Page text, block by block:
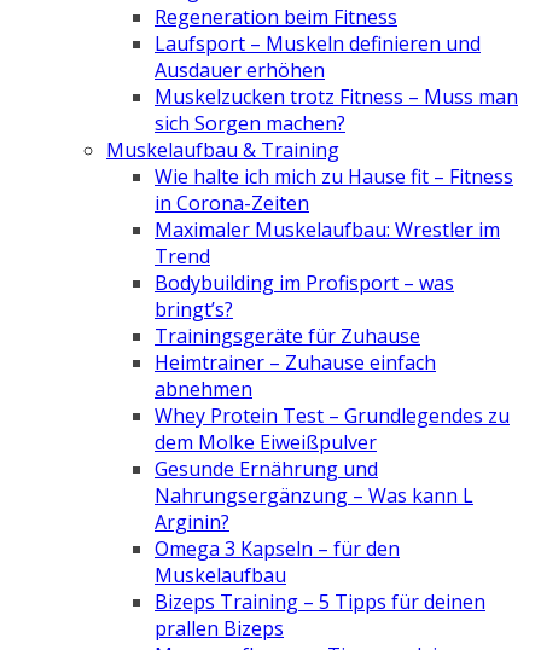
Regeneration beim Fitness
Laufsport – Muskeln definieren und
Ausdauer erhöhen
Muskelzucken trotz Fitness – Muss man
sich Sorgen machen?
Muskelaufbau & Training
Wie halte ich mich zu Hause fit – Fitness
in Corona-Zeiten
Maximaler Muskelaufbau: Wrestler im
Trend
Bodybuilding im Profisport – was
bringt’s?
Trainingsgeräte für Zuhause
Heimtrainer – Zuhause einfach
abnehmen
Whey Protein Test – Grundlegendes zu
dem Molke Eiweißpulver
Gesunde Ernährung und
Nahrungsergänzung – Was kann L
Arginin?
Omega 3 Kapseln – für den
Muskelaufbau
Bizeps Training – 5 Tipps für deinen
prallen Bizeps